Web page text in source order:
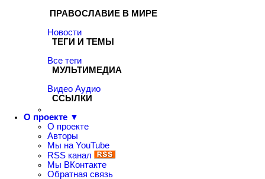
ПРАВОСЛАВИЕ В МИРЕ
Новости
ТЕГИ И ТЕМЫ
Все теги
МУЛЬТИМЕДИА
Видео Аудио
ССЫЛКИ
О проекте ▼
О проекте
Авторы
Мы на YouTube
RSS канал
Мы ВКонтакте
Обратная связь